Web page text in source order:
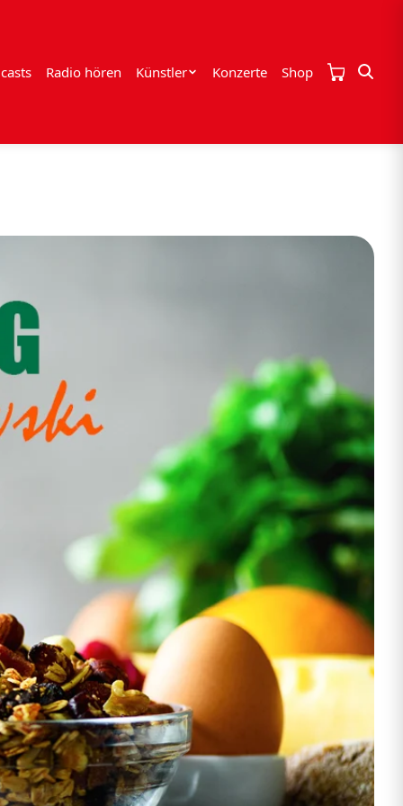
Radio hören Künstler Konzerte Shop